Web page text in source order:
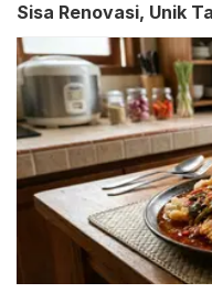
Sisa Renovasi, Unik